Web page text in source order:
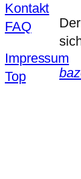
Kontakt
FAQ
Impressum
Top